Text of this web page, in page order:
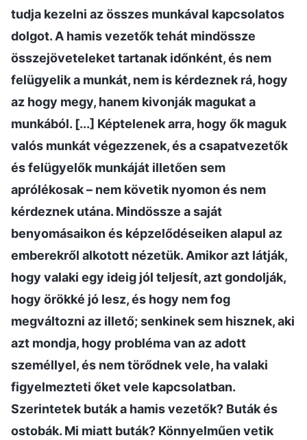
tudja kezelni az összes munkával kapcsolatos
dolgot. A hamis vezetők tehát mindössze
összejöveteleket tartanak időnként, és nem
felügyelik a munkát, nem is kérdeznek rá, hogy
az hogy megy, hanem kivonják magukat a
munkából. [...] Képtelenek arra, hogy ők maguk
valós munkát végezzenek, és a csapatvezetők
és felügyelők munkáját illetően sem
aprólékosak – nem követik nyomon és nem
kérdeznek utána. Mindössze a saját
benyomásaikon és képzelődéseiken alapul az
emberekről alkotott nézetük. Amikor azt látják,
hogy valaki egy ideig jól teljesít, azt gondolják,
hogy örökké jó lesz, és hogy nem fog
megváltozni az illető; senkinek sem hisznek, aki
azt mondja, hogy probléma van az adott
személlyel, és nem törődnek vele, ha valaki
figyelmezteti őket vele kapcsolatban.
Szerintetek buták a hamis vezetők? Buták és
ostobák. Mi miatt buták? Könnyelműen vetik